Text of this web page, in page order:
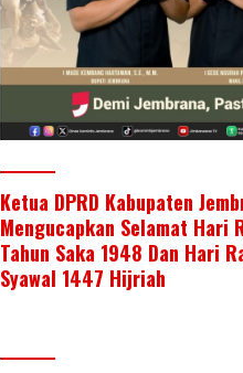
Ketua DPRD Kabupaten
Mengucapkan Selamat Hari
Tahun Saka 1948 Dan Hari
Syawal 1447 Hijriah